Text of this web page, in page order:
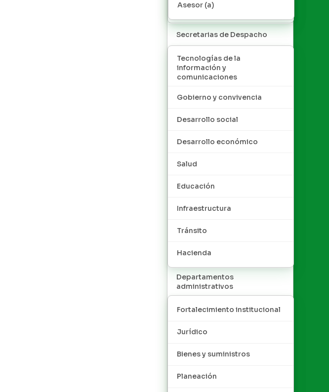
Asesor (a)
Secretarias de Despacho
Tecnologías de la
información y
comunicaciones
Gobierno y convivencia
Desarrollo social
Desarrollo económico
Salud
Educación
Infraestructura
Tránsito
Hacienda
Departamentos
administrativos
Fortalecimiento institucional
Jurídico
Bienes y suministros
Planeación